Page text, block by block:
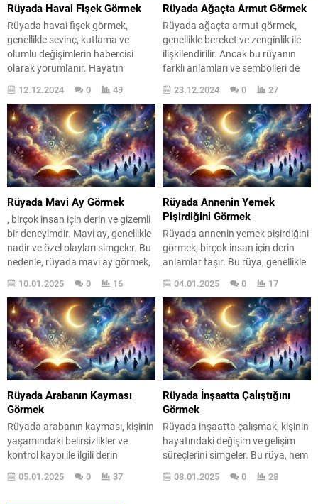
Rüyada Havai Fişek Görmek
Rüyada havai fişek görmek,
genellikle sevinç, kutlama ve
olumlu değişimlerin habercisi
olarak yorumlanır. Hayatın
sunduğu sürprizlerle dolu bir
yolculuğun başlangıcını simgeler.
Havai fişekler, gökyüzünde
parlayan renkli ışıklar gibi,
hayatımızda yeni ve heyecan
verici olayların yaşanacağına dair
bir işaret niteliğindedir. Peki, bu
rüyayı gördüğünüzde ne
hissetmelisiniz? Belki de içsel bir
mutluluk...
12.12.2024 0 49
Rüyada Ağaçta Armut Görmek
Rüyada ağaçta armut görmek,
genellikle bereket ve zenginlik ile
ilişkilendirilir. Ancak bu rüyanın
farklı anlamları ve sembolleri de
vardır. Rüyalar, bilinçaltımızın
derinliklerinden gelen mesajlardır
ve her bir sembol, yaşamımızdaki
farklı yönleri yansıtabilir. Armut,
tatlılığı ve olgunluğu simgelerken,
ağaç ise köklerimizi ve yaşamın
döngüsünü temsil eder. Bu
bağlamda, ağaçta armut
görmek,...
23.12.2024 0 27
Rüyada Mavi Ay Görmek
, birçok insan için derin ve gizemli
bir deneyimdir. Mavi ay, genellikle
nadir ve özel olayları simgeler. Bu
nedenle, rüyada mavi ay görmek,
genellikle kişinin yaşamındaki
önemli değişimlerin habercisi
olarak yorumlanır. Peki, bu rüya
neden bu kadar dikkat çekici?
Çünkü mavi ay, sadece bir doğal
olay değil, aynı zamanda kişinin...
10.01.2025 0 16
Rüyada Annenin Yemek
Pişirdiğini Görmek
Rüyada annenin yemek pişirdiğini
görmek, birçok insan için derin
anlamlar taşır. Bu rüya, genellikle
aile bağları, sevgi ve güven ile
ilişkilendirilir. Annenin mutfakta
yemek hazırladığı sahne, sadece
bir yemek pişirme eylemi değil,
aynı zamanda kişinin duygusal
durumunu ve aile ilişkilerini de
yansıtır. Peki, bu rüya neden bu
kadar önemli? Rüyalar,...
04.01.2025 0 17
Rüyada Arabanın Kayması
Görmek
Rüyada arabanın kayması, kişinin
yaşamındaki belirsizlikler ve
kontrol kaybı ile ilgili derin
anlamlar taşır. Bu rüya, genellikle
kişinin ruh halini, stres seviyesini
05.01.2025 0 37
Rüyada İnşaatta Çalıştığını
Görmek
Rüyada inşaatta çalışmak, kişinin
hayatındaki değişim ve gelişim
süreçlerini simgeler. Bu rüya, hem
olumlu hem de olumsuz anlamlar
taşıyabilir ve kişinin ruh halini
08.01.2025 0 28